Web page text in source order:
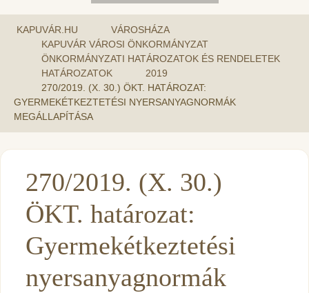
KAPUVÁR.HU
VÁROSHÁZA
KAPUVÁR VÁROSI ÖNKORMÁNYZAT
ÖNKORMÁNYZATI HATÁROZATOK ÉS RENDELETEK
HATÁROZATOK
2019
270/2019. (X. 30.) ÖKT. HATÁROZAT:
GYERMEKÉTKEZTETÉSI NYERSANYAGNORMÁK
MEGÁLLAPÍTÁSA
270/2019. (X. 30.)
ÖKT. határozat:
Gyermekétkeztetési
nyersanyagnormák